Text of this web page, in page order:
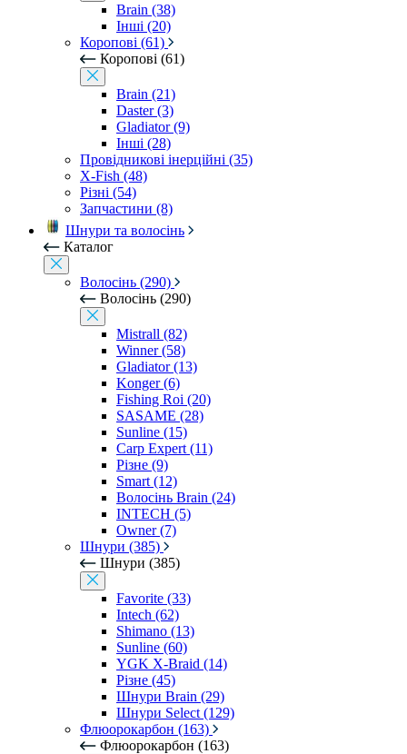
Brain (38)
Інші (20)
Коропові (61)
Коропові (61)
Brain (21)
Daster (3)
Gladiator (9)
Інші (28)
Провідникові інерційні (35)
X-Fish (48)
Різні (54)
Запчастини (8)
Шнури та волосінь
Каталог
Волосінь (290)
Волосінь (290)
Mistrall (82)
Winner (58)
Gladiator (13)
Konger (6)
Fishing Roi (20)
SASAME (28)
Sunline (15)
Carp Expert (11)
Різне (9)
Smart (12)
Волосінь Brain (24)
INTECH (5)
Owner (7)
Шнури (385)
Шнури (385)
Favorite (33)
Intech (62)
Shimano (13)
Sunline (60)
YGK X-Braid (14)
Різне (45)
Шнури Brain (29)
Шнури Select (129)
Флюорокарбон (163)
Флюорокарбон (163)